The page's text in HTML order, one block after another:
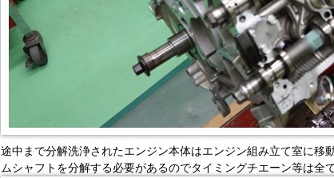
途中まで分解洗浄されたエンジン本体はエンジン組み立て室に移
ムシャフトを分解する必要があるのでタイミングチエーン等は全